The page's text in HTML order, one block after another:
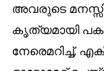
അവരുടെ
കൃത്യമായി